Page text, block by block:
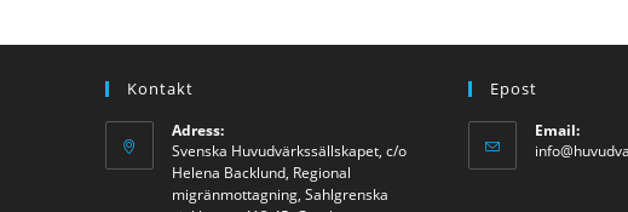
Kontakt
Adress:
Svenska Huvudvärkssällskapet, c/o
Helena Backlund, Regional
migränmottagning, Sahlgrenska
Epost
Email: